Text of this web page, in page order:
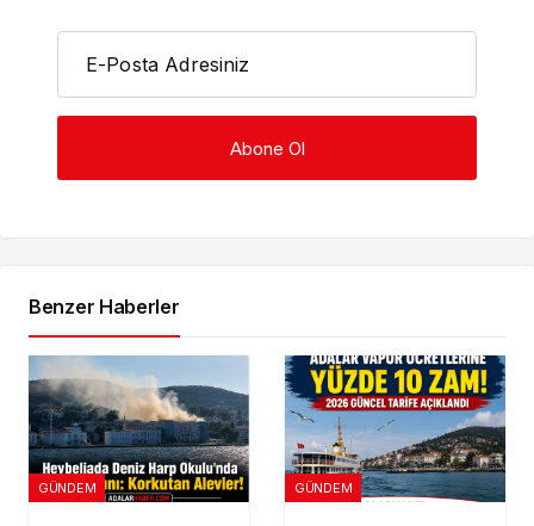
E-Posta Adresiniz
Benzer Haberler
GÜNDEM GÜNDEM